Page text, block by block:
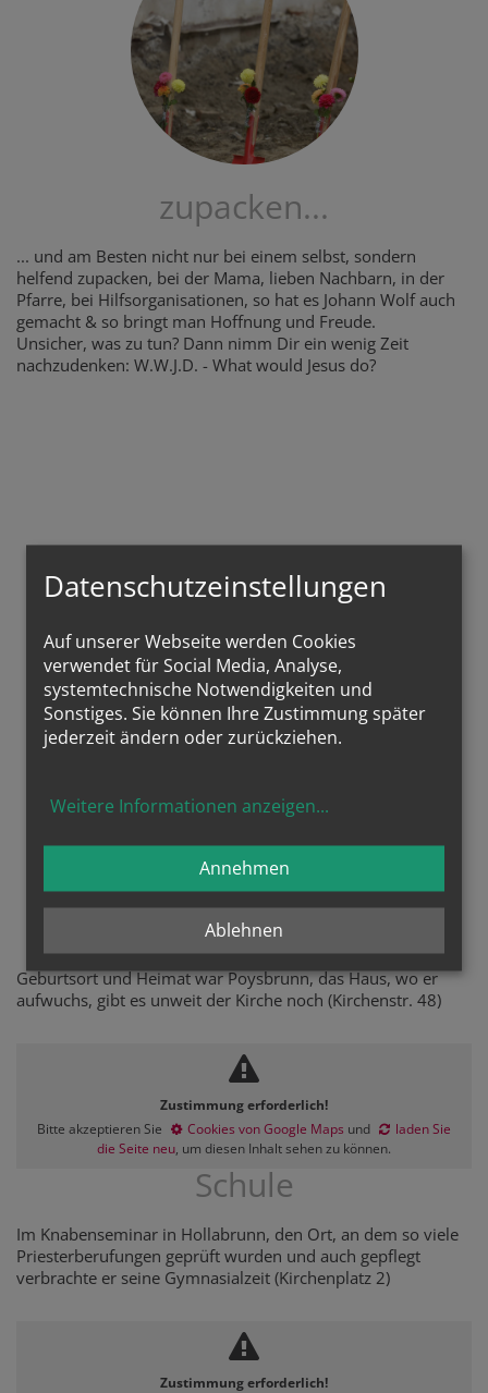
zupacken...
... und am Besten nicht nur bei einem selbst, sondern
helfend zupacken, bei der Mama, lieben Nachbarn, in der
Pfarre, bei Hilfsorganisationen, so hat es Johann Wolf auch
gemacht & so bringt man Hoffnung und Freude.
Unsicher, was zu tun? Dann nimm Dir ein wenig Zeit
nachzudenken: W.W.J.D. - What would Jesus do?
Kostbar ist in den
Augen des Herrn der
Psalm 116, 15
Poysbrunn
Geburtsort und Heimat war Poysbrunn, das Haus, wo er
aufwuchs, gibt es unweit der Kirche noch (Kirchenstr. 48)
Zustimmung erforderlich!
Bitte akzeptieren Sie
Cookies von Google Maps und
laden Sie
die Seite neu, um diesen Inhalt sehen zu können.
Schule
Im Knabenseminar in Hollabrunn, den Ort, an dem so viele
Priesterberufungen geprüft wurden und auch gepflegt
verbrachte er seine Gymnasialzeit (Kirchenplatz 2)
Zustimmung erforderlich!
Datenschutzeinstellungen
Auf unserer Webseite werden Cookies
verwendet für Social Media, Analyse,
systemtechnische Notwendigkeiten und
Sonstiges. Sie können Ihre Zustimmung später
jederzeit ändern oder zurückziehen.
Weitere Informationen anzeigen...
Ablehnen
Annehmen